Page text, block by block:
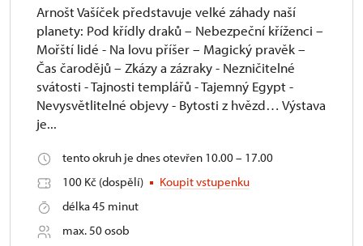
Arnošt Vašíček představuje velké záhady naší
planety: Pod křídly draků – Nebezpeční kříženci –
Mořští lidé - Na lovu příšer – Magický pravěk –
Čas čarodějů – Zkázy a zázraky - Nezničitelné
svátosti - Tajnosti templářů - Tajemný Egypt -
Nevysvětlitelné objevy - Bytosti z hvězd… Výstava
je...
tento okruh je dnes otevřen 10.00 – 17.00
100 Kč (dospělí)
Koupit vstupenku
délka 45 minut
max. 50 osob